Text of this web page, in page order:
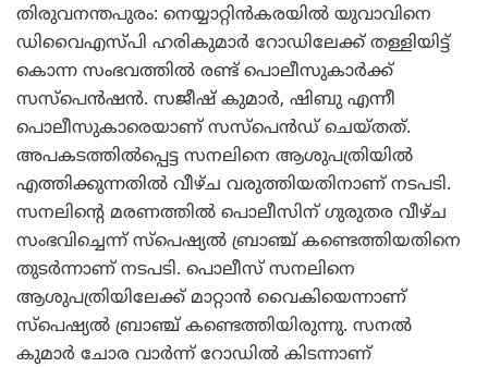
തിരുവനന്തപുരം: നെയ്യാറ്റിന്‍കരയില്‍ യുവാവിനെ
ഡിവൈഎസ്പി ഹരികുമാര്‍ റോഡിലേക്ക് തള്ളിയിട്ട്
കൊന്ന സംഭവത്തില്‍ രണ്ട് പൊലീസുകാര്‍ക്ക്
സസ്‌പെന്‍ഷന്‍. സജീഷ് കുമാര്‍, ഷിബു എന്നീ
പൊലീസുകാരെയാണ് സസ്‌പെന്‍ഡ് ചെയ്തത്.
അപകടത്തില്‍പ്പെട്ട സനലിനെ ആശുപത്രിയില്‍
എത്തിക്കുന്നതില്‍ വീഴ്ച വരുത്തിയതിനാണ് നടപടി.
സനലിന്റെ മരണത്തില്‍ പൊലീസിന് ഗുരുതര വീഴ്ച
സംഭവിച്ചെന്ന് സ്‌പെഷ്യല്‍ ബ്രാഞ്ച് കണ്ടെത്തിയതിനെ
തുടര്‍ന്നാണ് നടപടി. പൊലീസ് സനലിനെ
ആശുപത്രിയിലേക്ക് മാറ്റാന്‍ വൈകിയെന്നാണ്
സ്‌പെഷ്യല്‍ ബ്രാഞ്ച് കണ്ടെത്തിയിരുന്നു. സനല്‍
കുമാര്‍ ചോര വാര്‍ന്ന് റോഡില്‍ കിടന്നാണ്